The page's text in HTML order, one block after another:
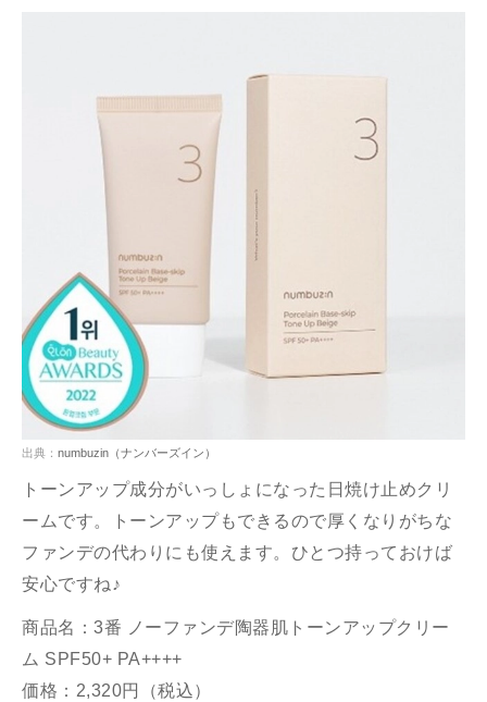
出典： numbuzin（ナンバーズイン）
トーンアップ成分がいっしょになった日焼け止めクリ
ームです。トーンアップもできるので厚くなりがちな
ファンデの代わりにも使えます。ひとつ持っておけば
安心ですね♪
商品名：3番 ノーファンデ陶器肌トーンアップクリー
ム SPF50+ PA++++
価格：2,320円（税込）